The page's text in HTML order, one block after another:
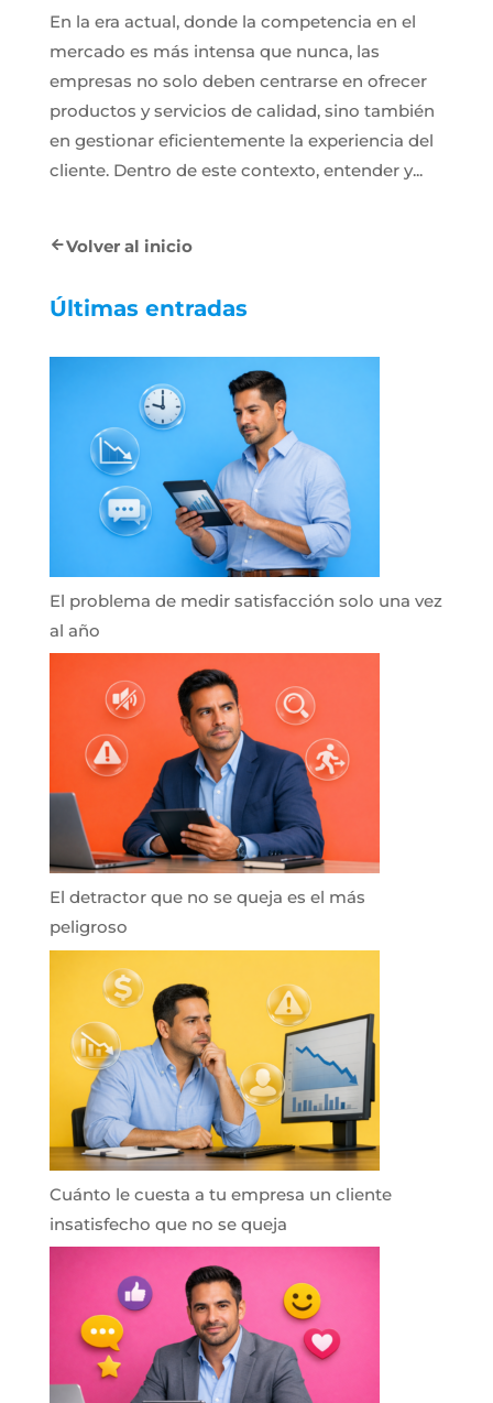
En la era actual, donde la competencia en el
mercado es más intensa que nunca, las
empresas no solo deben centrarse en ofrecer
productos y servicios de calidad, sino también
en gestionar eficientemente la experiencia del
cliente. Dentro de este contexto, entender y...
Volver al inicio
Últimas entradas
El problema de medir satisfacción solo una vez
al año
El detractor que no se queja es el más
peligroso
Cuánto le cuesta a tu empresa un cliente
insatisfecho que no se queja